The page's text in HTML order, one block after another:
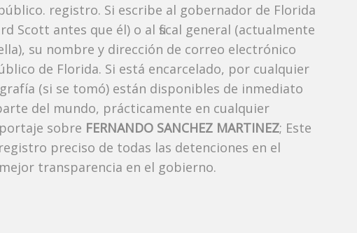
registro. Si escribe al gobernador de Florida
Scott antes que él) o al fiscal general (actualmente
su nombre y dirección de correo electrónico
de Florida. Si está encarcelado, por cualquier
(si se tomó) están disponibles de inmediato
del mundo, prácticamente en cualquier
sobre FERNANDO SANCHEZ MARTINEZ; Este
preciso de todas las detenciones en el
transparencia en el gobierno.